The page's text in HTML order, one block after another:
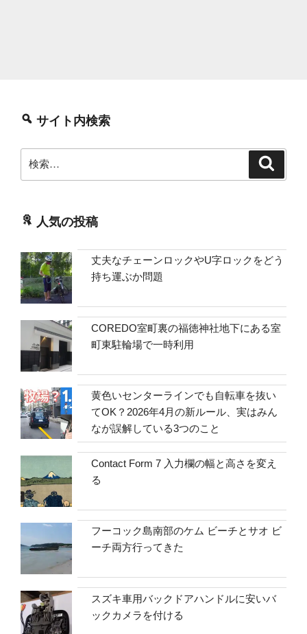
サイト内検索
索:
人気の投稿
丈夫なチェーンロックやU字ロックをどう
持ち運ぶか問題
COREDO室町裏の福徳神社地下にある室
町東駐輪場で一時利用
黄色いセンターラインでも自転車を抜い
てOK？2026年4月の新ルール、実はみん
なが誤解している3つのこと
Contact Form 7 入力欄の幅と高さを変え
る
フーコック島南部のケム ビーチとサオ ビ
ーチ両方行ってきた
スズキ車用バックドアハンドルに安いバ
ックカメラを付ける